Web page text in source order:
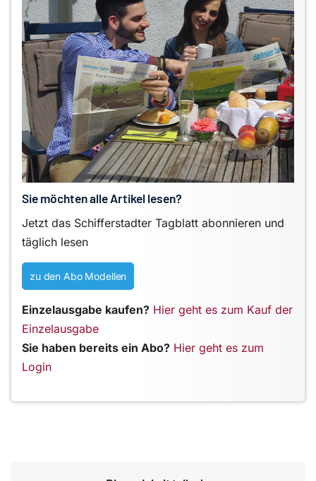
Sie möchten alle Artikel lesen?
Jetzt das Schifferstadter Tagblatt abonnieren und
täglich lesen
zu den Abo Modellen
Einzelausgabe kaufen? Hier geht es zum Kauf der
Einzelausgabe
Sie haben bereits ein Abo? Hier geht es zum
Login